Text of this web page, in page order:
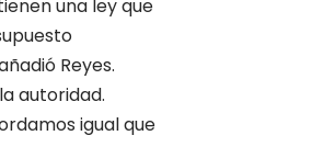
una ley que
Reyes.
autoridad.
igual que